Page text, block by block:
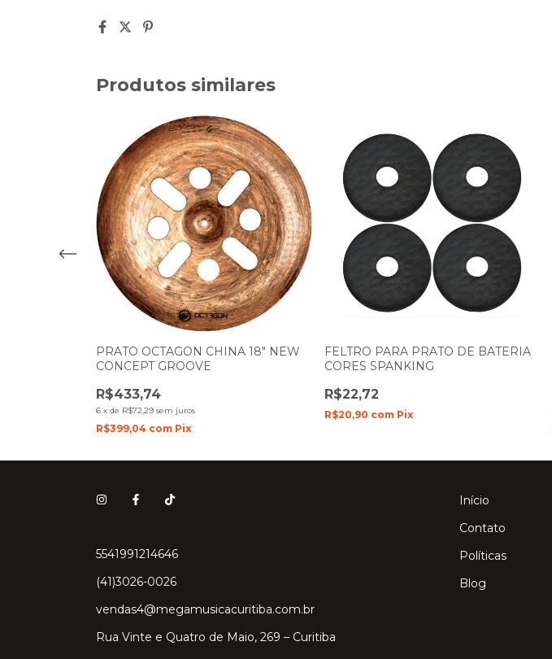
Produtos similares
PRATO OCTAGON CHINA 18" NEW
CONCEPT GROOVE
R$433,74
6 x de R$72,29 sem juros
R$399,04 com Pix
FELTRO PARA PRATO DE BATERIA
CORES SPANKING
R$22,72
R$20,90 com Pix
5541991214646
(41)3026-0026
vendas4@megamusicacuritiba.com.br
Rua Vinte e Quatro de Maio, 269 – Curitiba
Início
Contato
Políticas
Blog